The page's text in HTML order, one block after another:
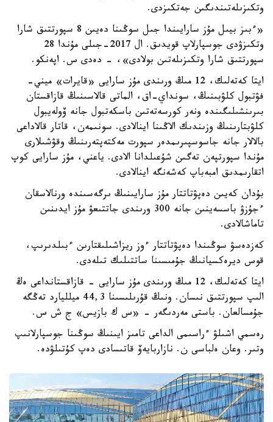
وتكىزىلەتىندىگىن جەتكىزدى.
«ءبىز بيىل مۇز سارايىندا جىل سوڭىنا دەيىن 8 سپورتتىق شارا
وتكىزۋدى جوسپارلاپ قويدىق. ال 2017-جىلى مۇندا 28
سپورتتىق شارا وتكىزىلەتىن بولادى»، - دەدى س. اپەنكو.
ايتا كەتەلىك، 12 مىڭ ورىندى مۇز سارايى «قايرات» ميني-
فۋتبول كلۋبىنىڭ، سونداي-اق، الماتى قالاسىنىڭ قازاقستان
بىرىنشىلىگىندە ونەر كورسەتەتىن باسكەتبول جانە ۆولەيبول
كلۋبتارىنىڭ وزىندىك الاڭىنا اينالادى. سونىمەن، قاتار قالاداعى
بالالار جانە جاسوسپىرىمدەر سپورت مەكتەپتەرىنىڭ وقۋشىلارى
مۇندا سپورتپەن تەگىن شۇعىلدانا الادى. ياعني، مۇز سارايى كوپ
اتقارىمدىق امبەباپ كەشەنگە اينالادى.
بۇدان كەيىن دەپۋتاتتار مۇز سارايىنىڭ ىرگەسىندە ورنالاسقان
ءجۇزۋ باسسەينىن جانە 300 ورىندى جاتتىعۋ مۇز ايدىنىن
تاماشالادى.
كەزدەسۋ سوڭىندا دەپۋتاتتار ءوز ريزاشىلىقتارىن ءبىلدىرىپ،
قوس ديرەكسيانىڭ جۇمىسىنا ساتتىلىك تىلەدى.
ايتا كەتەلىك، 12 مىڭ ورىندى مۇز سارايى - قازاقستانداعى ەڭ
الىپ سپورتتىق نىسان. ونىڭ قۇرىلىسىنا 44,3 ميلليارد تەڭگە
جۇمسالعان. باستى مەردىگەر - «س ك بازيس» ج ش س.
رەسمي اشىلۋ ءراسىمى الداعى تامىز ايىنىڭ سوڭىنا جوسپارلانىپ
وتىر. وعان ەلباسى ن. نازاربايەۆ قاتىسادى دەپ كۇتىلۋدە.